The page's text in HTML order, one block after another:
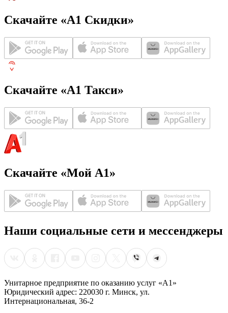
Скачайте «А1 Скидки»
Скачайте «А1 Такси»
Скачайте «Мой А1»
Наши социальные сети и мессенджеры
Унитарное предприятие по оказанию услуг «А1»
Юридический адрес: 220030 г. Минск, ул.
Интернациональная, 36-2